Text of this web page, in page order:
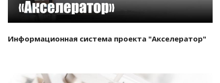
Информационная система проекта "Акселератор"